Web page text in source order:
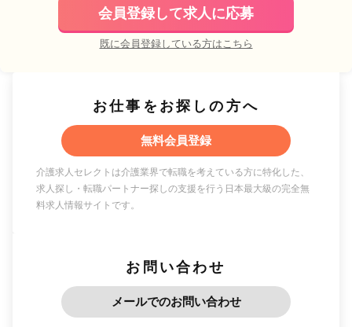
会員登録して求人に応募
既に会員登録している方はこちら
お仕事をお探しの方へ
無料会員登録
介護求人セレクトは介護業界で転職を考えている方に特化した、
求人探し・転職パートナー探しの支援を行う日本最大級の完全無
料求人情報サイトです。
お問い合わせ
メールでのお問い合わせ